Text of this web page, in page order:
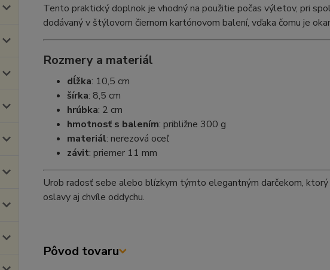
Tento praktický doplnok je vhodný na použitie počas výletov, pri
dodávaný v štýlovom čiernom kartónovom balení, vďaka čomu je
Rozmery a materiál
dĺžka: 10,5 cm
šírka: 8,5 cm
hrúbka: 2 cm
hmotnosť s balením: približne 300 g
materiál: nerezová oceľ
závit: priemer 11 mm
Urob radosť sebe alebo blízkym týmto elegantným darčekom,
oslavy aj chvíle oddychu.
Pôvod tovaru